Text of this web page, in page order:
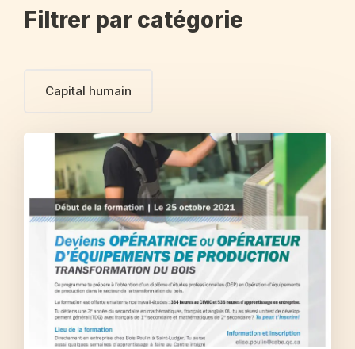
Filtrer par catégorie
Capital humain